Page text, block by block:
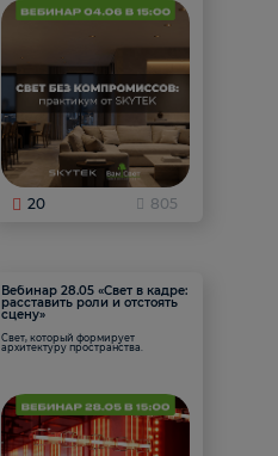
20 805
Вебинар 28.05 «Свет в кадре:
расставить роли и отстоять
сцену»
Свет, который формирует
архитектуру пространства.